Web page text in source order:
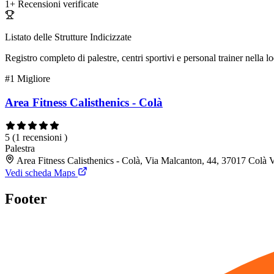
1+ Recensioni verificate
Listato delle Strutture Indicizzate
Registro completo di palestre, centri sportivi e personal trainer nella
#1 Migliore
Area Fitness Calisthenics - Colà
5 (1 recensioni )
Palestra
Area Fitness Calisthenics - Colà, Via Malcanton, 44, 37017 Colà
Vedi scheda Maps
Footer